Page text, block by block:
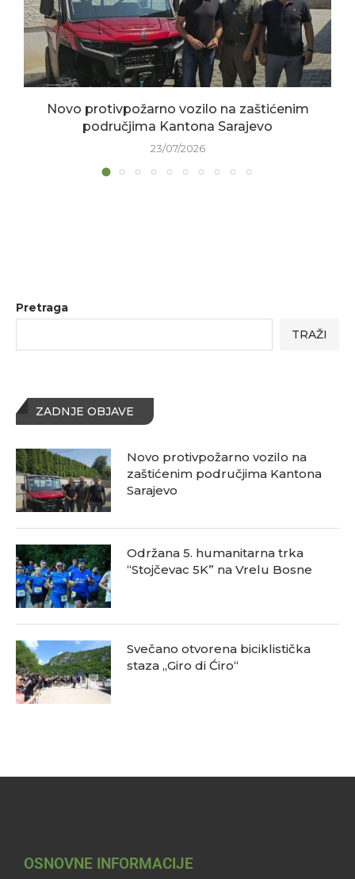
Novo protivpožarno vozilo na zaštićenim
područjima Kantona Sarajevo
23/07/2026
Pretraga
TRAŽI
ZADNJE OBJAVE
Novo protivpožarno vozilo na
zaštićenim područjima Kantona
Sarajevo
Održana 5. humanitarna trka
“Stojčevac 5K” na Vrelu Bosne
Svečano otvorena biciklistička
staza „Giro di Ćiro“
OSNOVNE INFORMACIJE